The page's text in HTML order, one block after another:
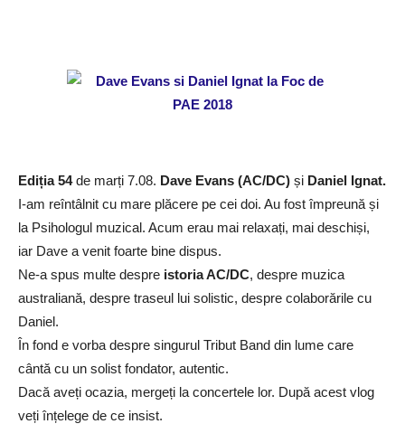
Ediția 54de marți 7.08. Dave Evans (AC/DC) și Daniel Ignat.
I-am reîntâlnit cu mare plăcere pe cei doi. Au fost împreună și
la Psihologul muzical. Acum erau mai relaxați, mai deschiși,
iar Dave a venit foarte bine dispus.
Ne-a spus multe despre istoria AC/DC, despre muzica
australiană, despre traseul lui solistic, despre colaborările cu
Daniel.
În fond e vorba despre singurul Tribut Band din lume care
cântă cu un solist fondator, autentic.
Dacă aveți ocazia, mergeți la concertele lor. După acest vlog
veți înțelege de ce insist.